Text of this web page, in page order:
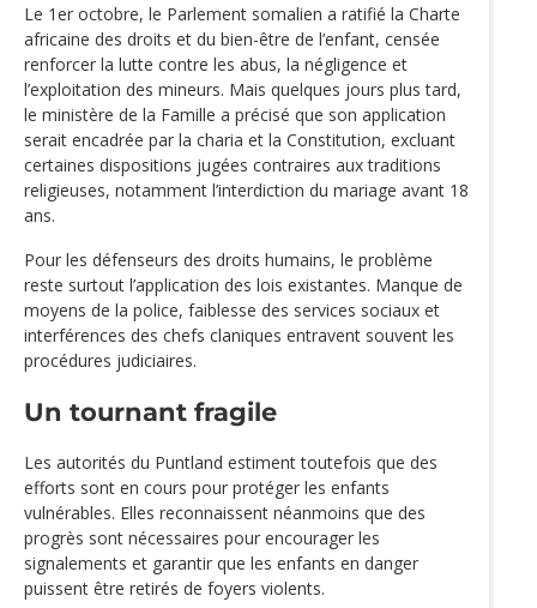
Le 1er octobre, le Parlement somalien a ratifié la Charte
africaine des droits et du bien-être de l’enfant, censée
renforcer la lutte contre les abus, la négligence et
l’exploitation des mineurs. Mais quelques jours plus tard,
le ministère de la Famille a précisé que son application
serait encadrée par la charia et la Constitution, excluant
certaines dispositions jugées contraires aux traditions
religieuses, notamment l’interdiction du mariage avant 18
ans.
Pour les défenseurs des droits humains, le problème
reste surtout l’application des lois existantes. Manque de
moyens de la police, faiblesse des services sociaux et
interférences des chefs claniques entravent souvent les
procédures judiciaires.
Un tournant fragile
Les autorités du Puntland estiment toutefois que des
efforts sont en cours pour protéger les enfants
vulnérables. Elles reconnaissent néanmoins que des
progrès sont nécessaires pour encourager les
signalements et garantir que les enfants en danger
puissent être retirés de foyers violents.